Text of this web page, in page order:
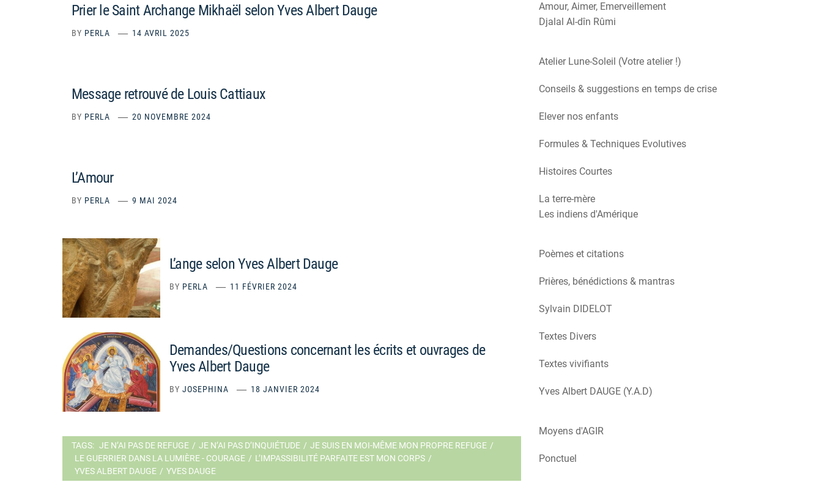
Prier le Saint Archange Mikhaël selon Yves Albert Dauge
BY PERLA 14 AVRIL 2025
Message retrouvé de Louis Cattiaux
BY PERLA 20 NOVEMBRE 2024
L’Amour
BY PERLA 9 MAI 2024
L’ange selon Yves Albert Dauge
BY PERLA 11 FÉVRIER 2024
Demandes/Questions concernant les écrits et ouvrages de
Yves Albert Dauge
BY JOSEPHINA 18 JANVIER 2024
TAGS: JE N’AI PAS DE REFUGE / JE N’AI PAS D’INQUIÉTUDE / JE SUIS EN MOI-MÊME MON PROPRE REFUGE /
LE GUERRIER DANS LA LUMIÈRE - COURAGE / L’IMPASSIBILITÉ PARFAITE EST MON CORPS /
YVES ALBERT DAUGE / YVES DAUGE
Amour, Aimer, Emerveillement
Djalal Al-dîn Rûmi
Atelier Lune-Soleil (Votre atelier !)
Conseils & suggestions en temps de crise
Elever nos enfants
Formules & Techniques Evolutives
Histoires Courtes
La terre-mère
Les indiens d'Amérique
Poèmes et citations
Prières, bénédictions & mantras
Sylvain DIDELOT
Textes Divers
Textes vivifiants
Yves Albert DAUGE (Y.A.D)
Moyens d'AGIR
Ponctuel